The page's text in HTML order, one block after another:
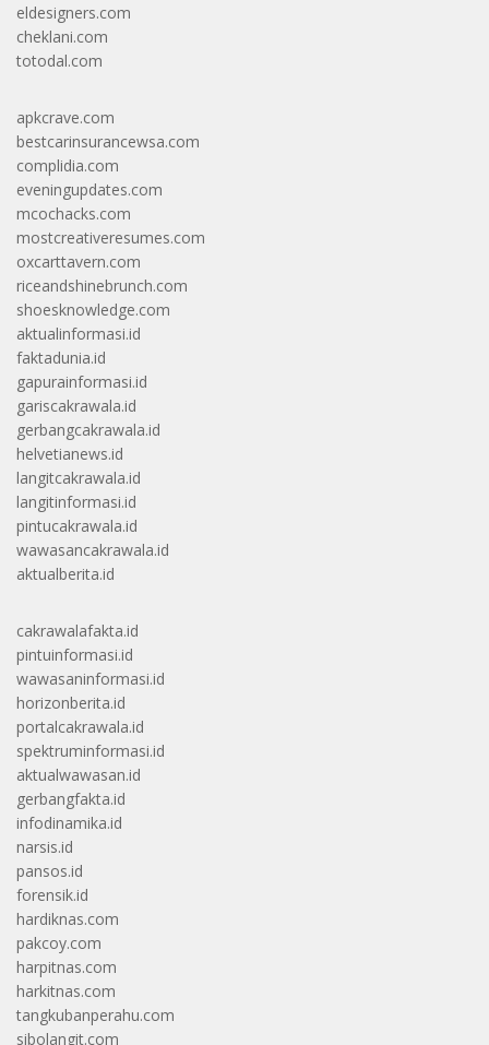
eldesigners.com
cheklani.com
totodal.com
apkcrave.com
bestcarinsurancewsa.com
complidia.com
eveningupdates.com
mcochacks.com
mostcreativeresumes.com
oxcarttavern.com
riceandshinebrunch.com
shoesknowledge.com
aktualinformasi.id
faktadunia.id
gapurainformasi.id
gariscakrawala.id
gerbangcakrawala.id
helvetianews.id
langitcakrawala.id
langitinformasi.id
pintucakrawala.id
wawasancakrawala.id
aktualberita.id
cakrawalafakta.id
pintuinformasi.id
wawasaninformasi.id
horizonberita.id
portalcakrawala.id
spektruminformasi.id
aktualwawasan.id
gerbangfakta.id
infodinamika.id
narsis.id
pansos.id
forensik.id
hardiknas.com
pakcoy.com
harpitnas.com
harkitnas.com
tangkubanperahu.com
sibolangit.com